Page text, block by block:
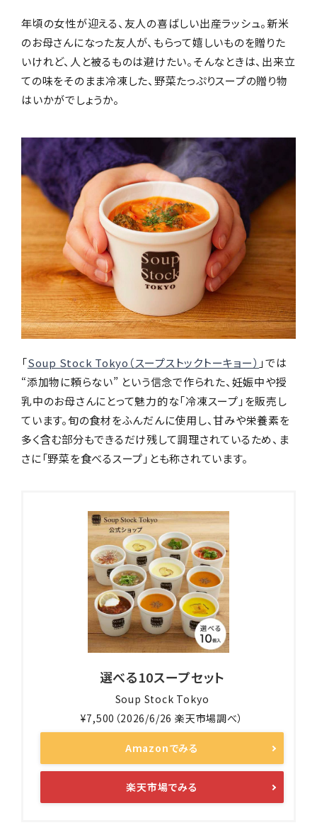
年頃の女性が迎える、友人の喜ばしい出産ラッシュ。新米
のお母さんになった友人が、もらって嬉しいものを贈りた
いけれど、人と被るものは避けたい。そんなときは、出来立
ての味をそのまま冷凍した、野菜たっぷりスープの贈り物
はいかがでしょうか。
「Soup Stock Tokyo（スープストックトーキョー） 」では
“添加物に頼らない” という信念で作られた、妊娠中や授
乳中のお母さんにとって魅力的な「冷凍スープ」を販売し
ています。旬の食材をふんだんに使用し、甘みや栄養素を
多く含む部分もできるだけ残して調理されているため、ま
さに「野菜を食べるスープ」とも称されています。
選べる10スープセット
Soup Stock Tokyo
¥7,500（2026/6/26 楽天市場調べ）
Amazonでみる
楽天市場でみる